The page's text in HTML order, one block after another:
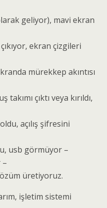
geliyor), mavi ekran
ekran çizgileri
mürekkep akıntısı
takımı çıktı veya kırıldı,
açılış şifresini
usb görmüyor –
–
üretiyoruz.
işletim sistemi